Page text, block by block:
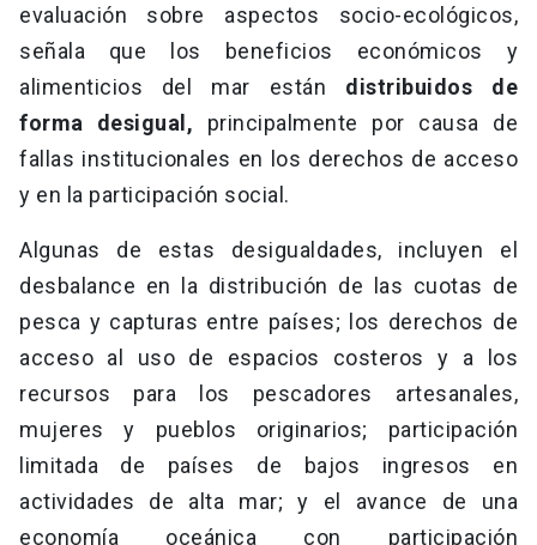
evaluación sobre aspectos socio-ecológicos,
señala que los beneficios económicos y
alimenticios del mar están distribuidos de
forma desigual, principalmente por causa de
fallas institucionales en los derechos de acceso
y en la participación social.
Algunas de estas desigualdades, incluyen el
desbalance en la distribución de las cuotas de
pesca y capturas entre países; los derechos de
acceso al uso de espacios costeros y a los
recursos para los pescadores artesanales,
mujeres y pueblos originarios; participación
limitada de países de bajos ingresos en
actividades de alta mar; y el avance de una
economía oceánica con participación